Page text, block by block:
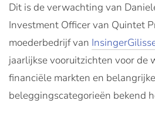
Dit is de verwachting van
Investment Officer van Quintet
moederbedrijf van
jaarlijkse vooruitzichten voor de
financiële markten en belangrijke
beleggingscategorieën bekend